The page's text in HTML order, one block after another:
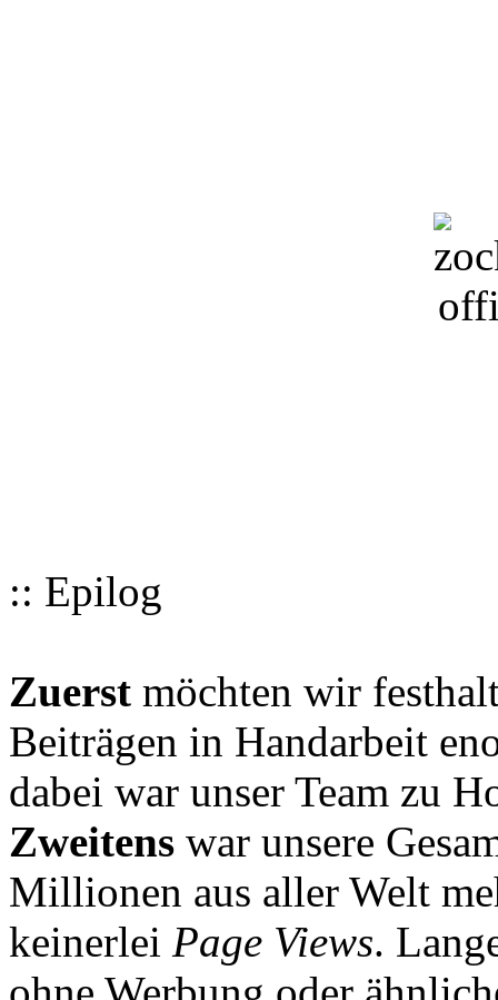
:: Epilog
Zuerst möchten wir
Beiträgen in Handarbeit
dabei war unser Team zu
Zweitens war unsere
Millionen aus aller Welt
keinerlei Page Views.